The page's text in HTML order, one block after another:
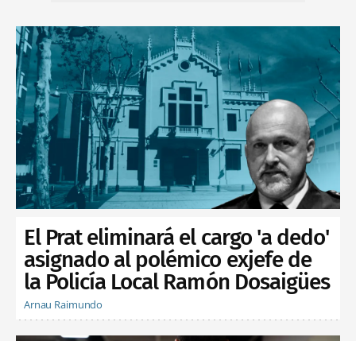
El Prat eliminará el cargo 'a dedo'
asignado al polémico exjefe de
la Policía Local Ramón Dosaigües
Arnau Raimundo